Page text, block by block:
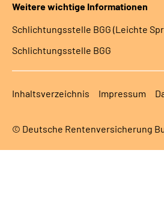
Weitere wichtige Informationen
Schlich­tungs­stel­le BGG (Leichte
Schlich­tungs­stel­le BGG
Inhaltsverzeichnis Impressum
© Deutsche Rentenversicherung